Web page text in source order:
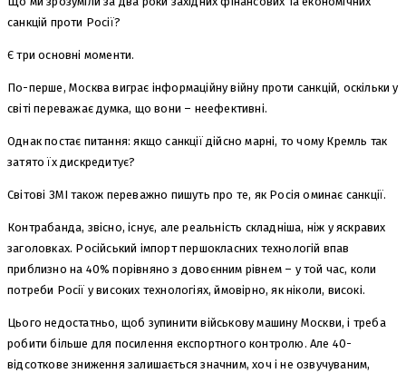
санкцій проти Росії?
Є три основні моменти.
По-перше, Москва виграє інформаційну війну проти санкцій, оскільки у
світі переважає думка, що вони – неефективні.
Однак постає питання: якщо санкції дійсно марні, то чому Кремль так
затято їх дискредитує?
Світові ЗМІ також переважно пишуть про те, як Росія оминає санкції.
Контрабанда, звісно, існує, але реальність складніша, ніж у яскравих
заголовках. Російський імпорт першокласних технологій впав
приблизно на 40% порівняно з довоєнним рівнем – у той час, коли
потреби Росії у високих технологіях, ймовірно, як ніколи, високі.
Цього недостатньо, щоб зупинити військову машину Москви, і треба
робити більше для посилення експортного контролю. Але 40-
відсоткове зниження залишається значним, хоч і не озвучуваним,